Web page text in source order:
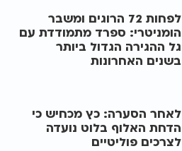
לפחות 72 הרוגים ומשבר
הומניטרי: ספרד מתמודדת עם
גל ההגירה הגדול ביותר
בשנים האחרונות
לאחר הסערה: כץ מכחיש כי
הדחת האלוף בלוט נועדה
לצרכים פוליטיים